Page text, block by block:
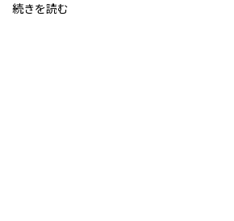
続きを読む